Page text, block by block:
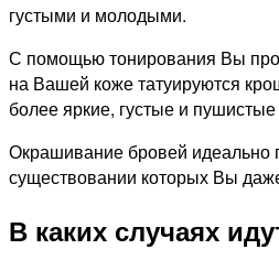
густыми и молодыми.
С помощью тонирования Вы
на Вашей коже татуируются
более яркие, густые и
Окрашивание бровей идеально
существовании которых Вы
В каких случаях